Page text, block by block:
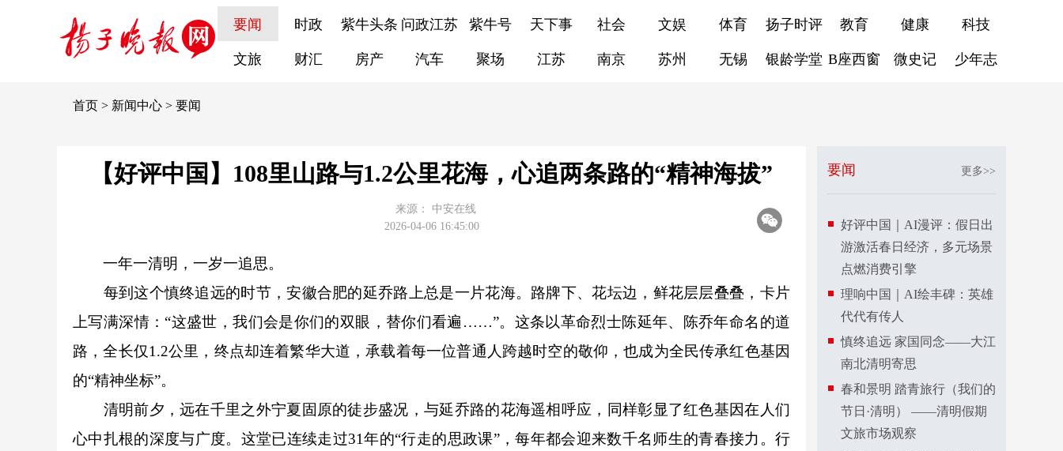
要闻 时政 紫牛头条 问政江苏 紫牛号 天下事 社会 文娱 体育 扬子时评 教育 健康 科技
文旅 财汇 房产 汽车 聚场 江苏 南京 苏州 无锡 银龄学堂 B座西窗 微史记 少年志
首页 > 新闻中心 > 要闻
【好评中国】108里山路与1.2公里花海，心追两条路的“精神海拔”
来源：
中安在线
2026-04-06 16:45:00
一年一清明，一岁一追思。
每到这个慎终追远的时节，安徽合肥的延乔路上总是一片花海。路牌下、花坛边，鲜花层层叠叠，卡片
上写满深情：“这盛世，我们会是你们的双眼，替你们看遍……”。这条以革命烈士陈延年、陈乔年命名的道
路，全长仅1.2公里，终点却连着繁华大道，承载着每一位普通人跨越时空的敬仰，也成为全民传承红色基因
的“精神坐标”。
清明前夕，远在千里之外宁夏固原的徒步盛况，与延乔路的花海遥相呼应，同样彰显了红色基因在人们
心中扎根的深度与广度。这堂已连续走过31年的“行走的思政课”，每年都会迎来数千名师生的青春接力。行
要闻 更多>>
好评中国｜AI漫评：假日出
游激活春日经济，多元场景
点燃消费引擎
理响中国｜AI绘丰碑：英雄
代代有传人
慎终追远 家国同念——大江
南北清明寄思
春和景明 踏青旅行（我们的
节日·清明） ——清明假期
文旅市场观察